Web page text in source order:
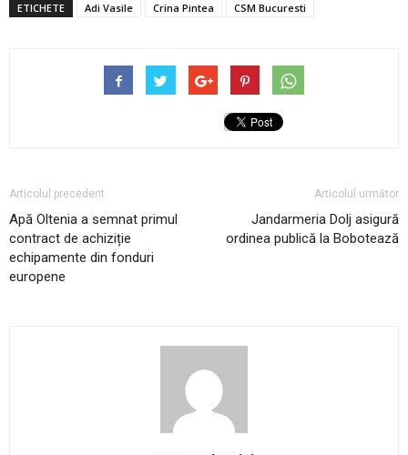
ETICHETE Adi Vasile Crina Pintea CSM Bucuresti
Articolul precedent
Apă Oltenia a semnat primul
contract de achiziție
echipamente din fonduri
europene
Articolul următor
Jandarmeria Dolj asigură
ordinea publică la Bobotează